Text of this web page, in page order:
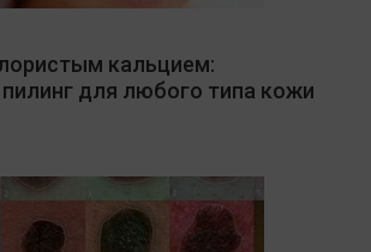
кальцием:
для любого типа кожи